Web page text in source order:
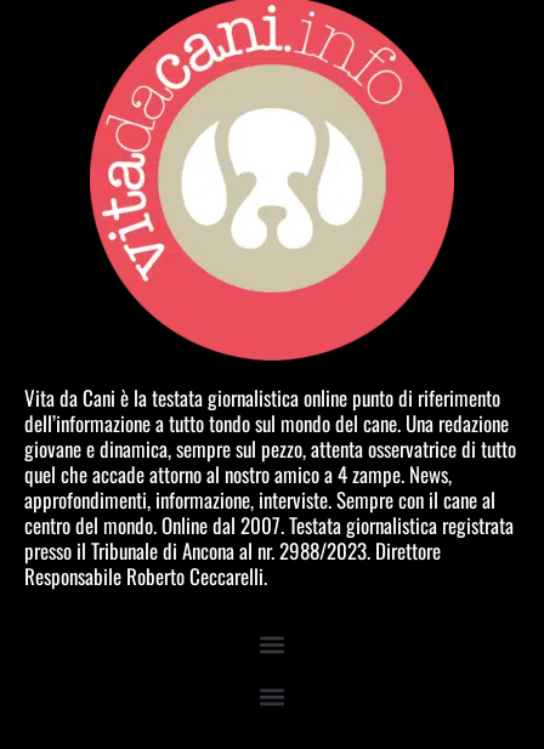
Vita da Cani è la testata giornalistica online punto di riferimento
dell’informazione a tutto tondo sul mondo del cane. Una redazione
giovane e dinamica, sempre sul pezzo, attenta osservatrice di tutto
quel che accade attorno al nostro amico a 4 zampe. News,
approfondimenti, informazione, interviste. Sempre con il cane al
centro del mondo. Online dal 2007. Testata giornalistica registrata
presso il Tribunale di Ancona al nr. 2988/2023. Direttore
Responsabile Roberto Ceccarelli.